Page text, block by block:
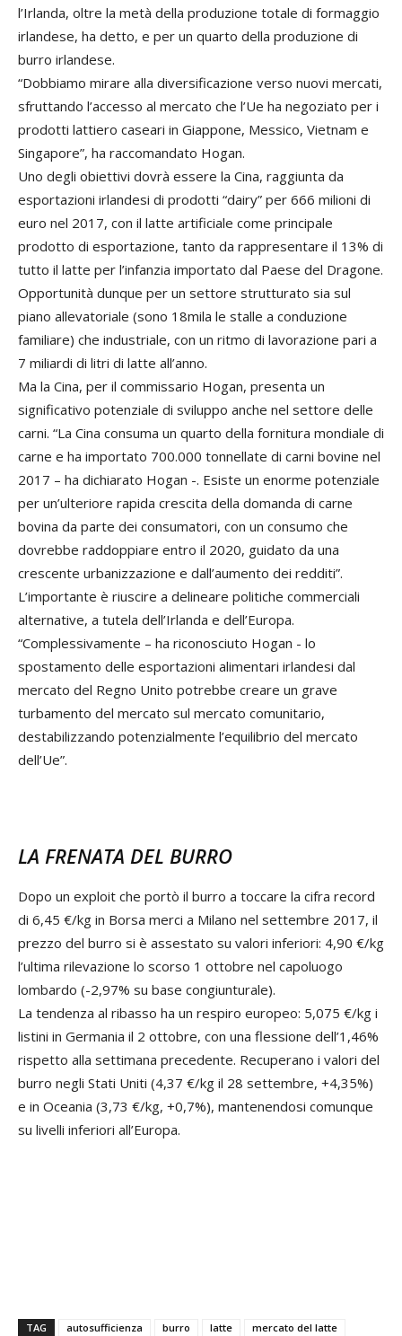
l’Irlanda, oltre la metà della produzione totale di formaggio
irlandese, ha detto, e per un quarto della produzione di
burro irlandese.
“Dobbiamo mirare alla diversificazione verso nuovi mercati,
sfruttando l’accesso al mercato che l’Ue ha negoziato per i
prodotti lattiero caseari in Giappone, Messico, Vietnam e
Singapore”, ha raccomandato Hogan.
Uno degli obiettivi dovrà essere la Cina, raggiunta da
esportazioni irlandesi di prodotti “dairy” per 666 milioni di
euro nel 2017, con il latte artificiale come principale
prodotto di esportazione, tanto da rappresentare il 13% di
tutto il latte per l’infanzia importato dal Paese del Dragone.
Opportunità dunque per un settore strutturato sia sul
piano allevatoriale (sono 18mila le stalle a conduzione
familiare) che industriale, con un ritmo di lavorazione pari a
7 miliardi di litri di latte all’anno.
Ma la Cina, per il commissario Hogan, presenta un
significativo potenziale di sviluppo anche nel settore delle
carni. “La Cina consuma un quarto della fornitura mondiale di
carne e ha importato 700.000 tonnellate di carni bovine nel
2017 – ha dichiarato Hogan -. Esiste un enorme potenziale
per un’ulteriore rapida crescita della domanda di carne
bovina da parte dei consumatori, con un consumo che
dovrebbe raddoppiare entro il 2020, guidato da una
crescente urbanizzazione e dall’aumento dei redditi”.
L’importante è riuscire a delineare politiche commerciali
alternative, a tutela dell’Irlanda e dell’Europa.
“Complessivamente – ha riconosciuto Hogan - lo
spostamento delle esportazioni alimentari irlandesi dal
mercato del Regno Unito potrebbe creare un grave
turbamento del mercato sul mercato comunitario,
destabilizzando potenzialmente l’equilibrio del mercato
dell’Ue”.
LA FRENATA DEL BURRO
Dopo un exploit che portò il burro a toccare la cifra record
di 6,45 €/kg in Borsa merci a Milano nel settembre 2017, il
prezzo del burro si è assestato su valori inferiori: 4,90 €/kg
l’ultima rilevazione lo scorso 1 ottobre nel capoluogo
lombardo (-2,97% su base congiunturale).
La tendenza al ribasso ha un respiro europeo: 5,075 €/kg i
listini in Germania il 2 ottobre, con una flessione dell’1,46%
rispetto alla settimana precedente. Recuperano i valori del
burro negli Stati Uniti (4,37 €/kg il 28 settembre, +4,35%)
e in Oceania (3,73 €/kg, +0,7%), mantenendosi comunque
su livelli inferiori all’Europa.
TAG autosufficienza burro latte
mercato del latte